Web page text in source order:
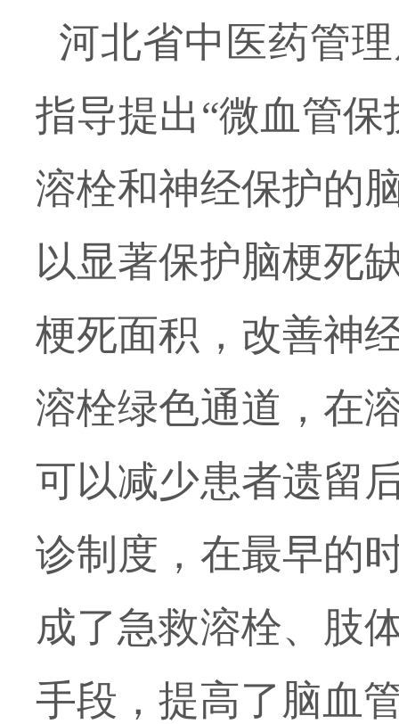
河北省中医药管
指导提出“微血管
溶栓和神经保护的
以显著保护脑梗死
梗死面积，改善神
溶栓绿色通道，在
可以减少患者遗留
诊制度，在最早的
成了急救溶栓、肢
手段，提高了脑血